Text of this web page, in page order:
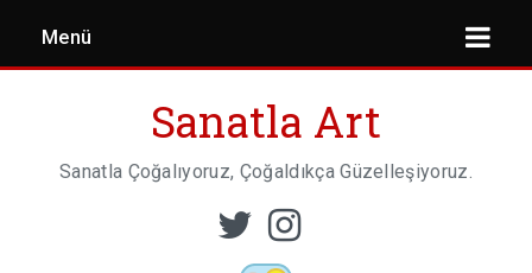
Menü
Sanatla Art
Sanatla Çoğalıyoruz, Çoğaldıkça Güzelleşiyoruz.